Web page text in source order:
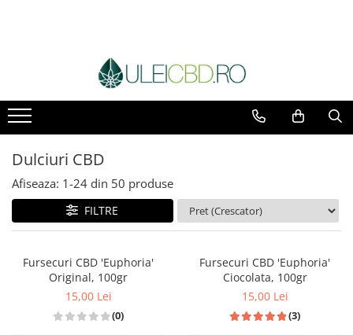
Dulciuri CBD
Afiseaza: 1-24 din 50 produse
FILTRE
Fursecuri CBD 'Euphoria'
Original, 100gr
15,00 Lei
(0)
Fursecuri CBD 'Euphoria'
Ciocolata, 100gr
15,00 Lei
(3)